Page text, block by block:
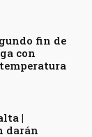
fin de
con
|
darán